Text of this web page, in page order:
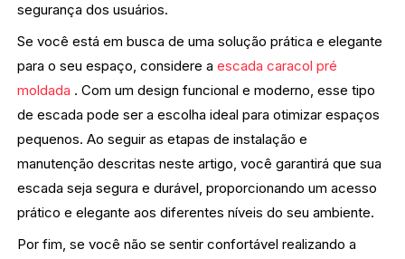
segurança dos usuários.
Se você está em busca de uma solução prática e elegante
para o seu espaço, considere aescada caracol pré
moldada . Com um design funcional e moderno, esse tipo
de escada pode ser a escolha ideal para otimizar espaços
pequenos. Ao seguir as etapas de instalação e
manutenção descritas neste artigo, você garantirá que sua
escada seja segura e durável, proporcionando um acesso
prático e elegante aos diferentes níveis do seu ambiente.
Por fim, se você não se sentir confortável realizando a